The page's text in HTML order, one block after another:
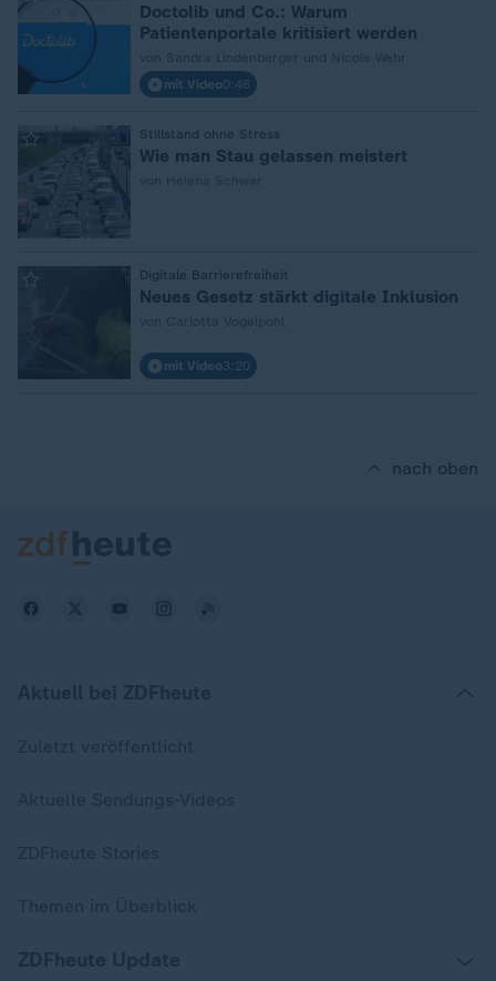
Doctolib und Co.: Warum
Patientenportale kritisiert werden
mit Video0:46
Stillstand ohne Stress
Wie man Stau gelassen meistert
Digitale Barrierefreiheit
Neues Gesetz stärkt digitale Inklusion
mit Video3:20
nach oben